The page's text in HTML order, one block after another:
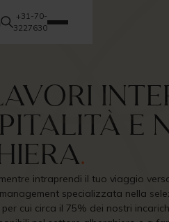
+31-70-
3227630
e
.
intraprendi il tuo viaggio
specializzata nella
cui circa il 75% dei nostri